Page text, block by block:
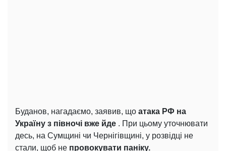
Буданов, нагадаємо, заявив, що атака РФ на
Україну з півночі вже йде . При цьому уточнювати
десь, на Сумщині чи Чернігівщині, у розвідці не
стали, щоб не провокувати паніку.